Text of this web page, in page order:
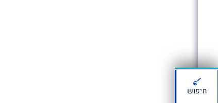
חיפוש